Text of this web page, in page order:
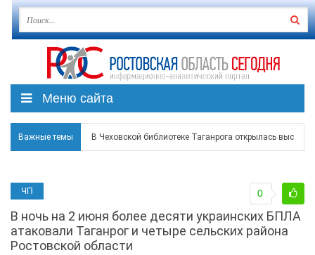
Меню сайта
Важные темы В Чеховской библиотеке Таганрога открылась
Среди детей, ставших жертвами вражеской атаки в
Застройщики: градостроительная политика на Дону
Режим ЧС регионального характера начал
ЧП
В ночь на 2 июня более десяти украинских БПЛА
атаковали Таганрог и четыре сельских района
Ростовской области
0